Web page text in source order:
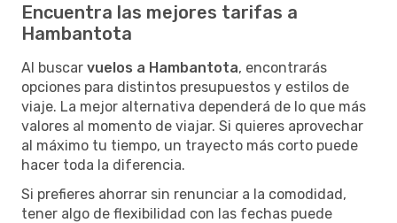
Encuentra las mejores tarifas a
Hambantota
Al buscar vuelos a Hambantota, encontrarás
opciones para distintos presupuestos y estilos de
viaje. La mejor alternativa dependerá de lo que más
valores al momento de viajar. Si quieres aprovechar
al máximo tu tiempo, un trayecto más corto puede
hacer toda la diferencia.
Si prefieres ahorrar sin renunciar a la comodidad,
tener algo de flexibilidad con las fechas puede